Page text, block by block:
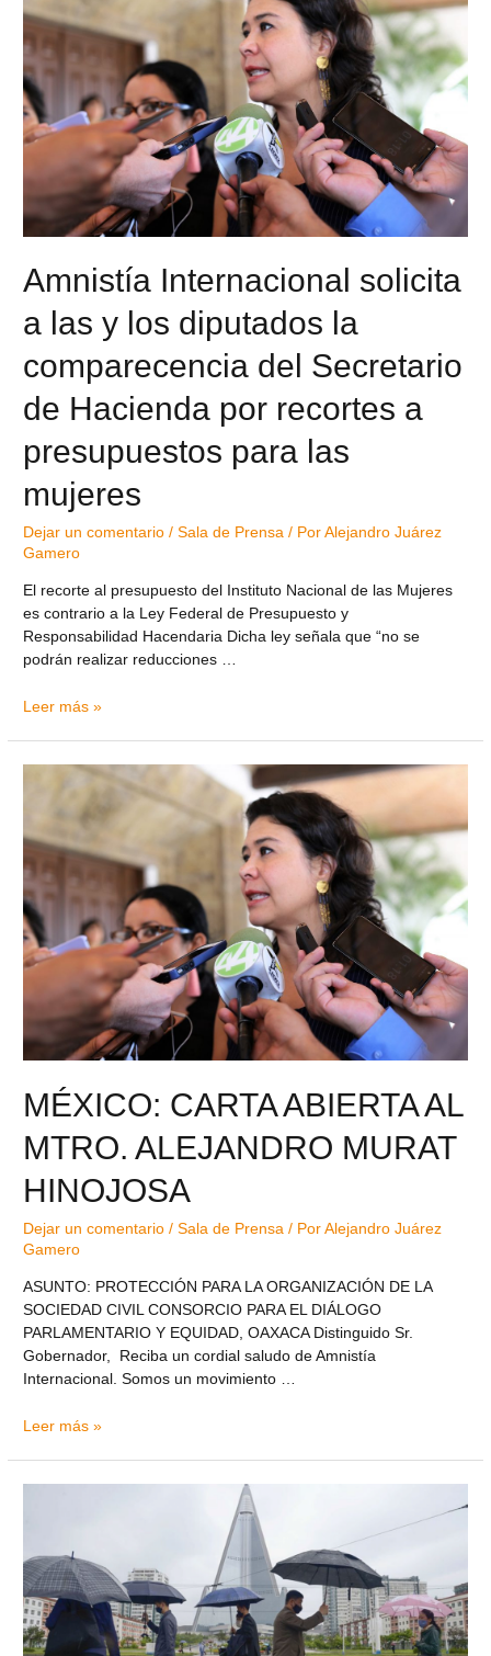
Amnistía Internacional solicita
a las y los diputados la
comparecencia del Secretario
de Hacienda por recortes a
presupuestos para las
mujeres
Dejar un comentario /Sala de Prensa / PorAlejandro Juárez
Gamero
El recorte al presupuesto del Instituto Nacional de las Mujeres
es contrario a la Ley Federal de Presupuesto y
Responsabilidad Hacendaria Dicha ley señala que “no se
podrán realizar reducciones …
Leer más »
MÉXICO: CARTA ABIERTA AL
MTRO. ALEJANDRO MURAT
HINOJOSA
Dejar un comentario /Sala de Prensa / PorAlejandro Juárez
Gamero
ASUNTO: PROTECCIÓN PARA LA ORGANIZACIÓN DE LA
SOCIEDAD CIVIL CONSORCIO PARA EL DIÁLOGO
PARLAMENTARIO Y EQUIDAD, OAXACA Distinguido Sr.
Gobernador, Reciba un cordial saludo de Amnistía
Internacional. Somos un movimiento …
Leer más »